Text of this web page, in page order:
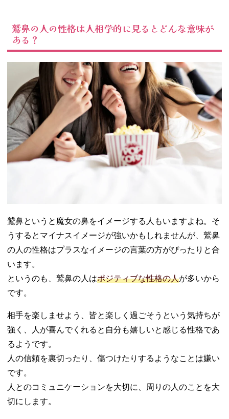
鷲鼻の人の性格は人相学的に見るとどんな意味が
ある？
鷲鼻というと魔女の鼻をイメージする人もいますよね。そ
うするとマイナスイメージが強いかもしれませんが、鷲鼻
の人の性格はプラスなイメージの言葉の方がぴったりと合
います。
というのも、鷲鼻の人はポジティブな性格の人が多いから
です。
相手を楽しませよう、皆と楽しく過ごそうという気持ちが
強く、人が喜んでくれると自分も嬉しいと感じる性格であ
るようです。
人の信頼を裏切ったり、傷つけたりするようなことは嫌い
です。
人とのコミュニケーションを大切に、周りの人のことを大
切にします。